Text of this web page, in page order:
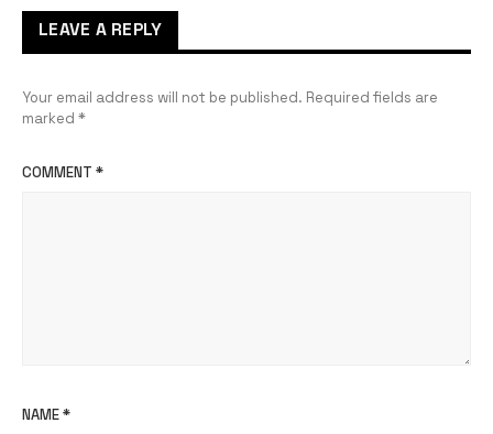
LEAVE A REPLY
Your email address will not be published. Required fields are
marked *
COMMENT *
NAME*